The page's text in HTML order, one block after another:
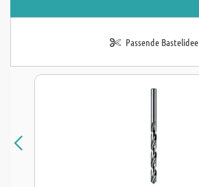
Passende Bastelidee